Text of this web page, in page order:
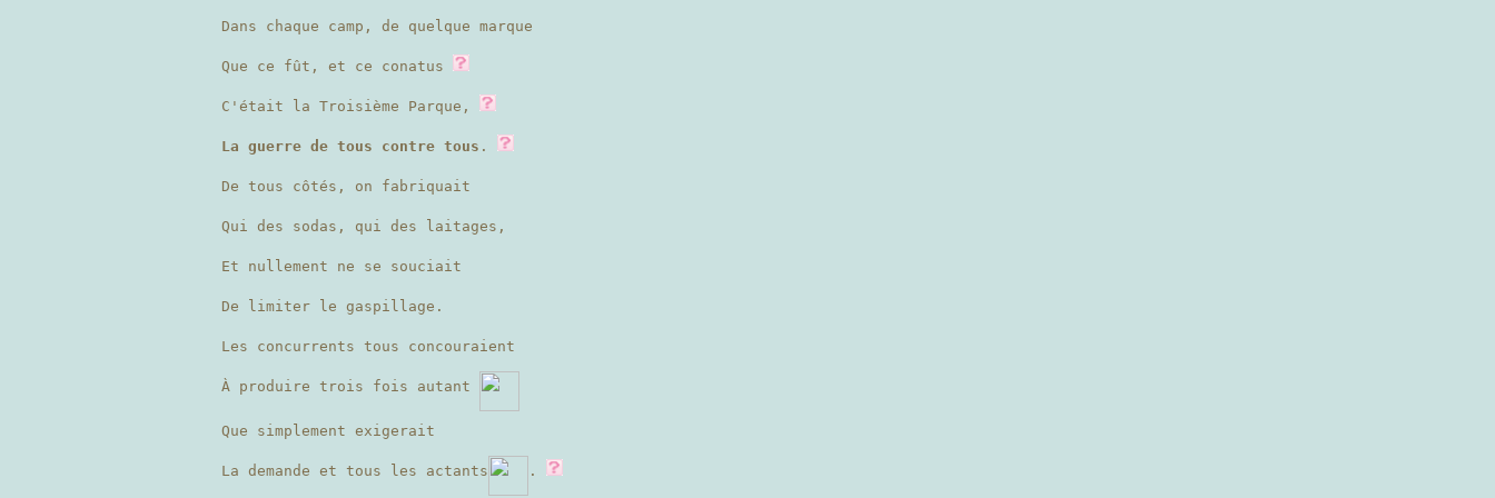
Dans chaque camp, de quelque marque
Que ce fût, et ce conatus
C'était la Troisième Parque,
La guerre de tous contre tous .
De tous côtés, on fabriquait
Qui des sodas, qui des laitages,
Et nullement ne se souciait
De limiter le gaspillage.
Les concurrents tous concouraient
À produire trois fois autant
Que simplement exigerait
La demande et tous les actants .